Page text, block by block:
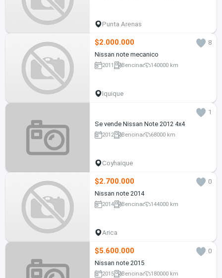
Punta Arenas
$2.000.000
8
Nissan note mecanico
2011 Bencina 140000 km
Iquique
1
Se vende Nissan Note 2012 4x4
2012 Bencina 68000 km
Coyhaique
$2.700.000
0
Nissan note 2014
2014 Bencina 144000 km
Arica
$5.600.000
0
Nissan note 2015
2015 Bencina 180000 km